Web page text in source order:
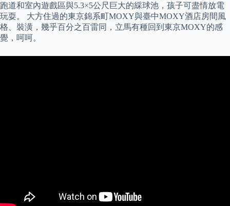
跑道和室內遊戲區與5.3×5公尺巨大的綵球池，孩子可盡情放電
玩耍。 大方住過的東京錦系町MOXY與臺中MOXY酒店房間風
格、裝潢，幾乎百分之百雷同，立馬有種回到東京MOXY的感
覺，呵呵。